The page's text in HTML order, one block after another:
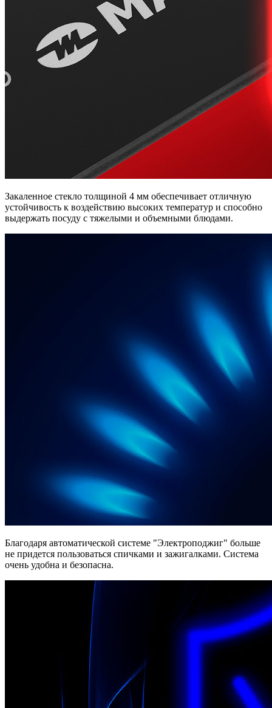
Закаленное стекло толщиной 4 мм обеспечивает отличную
устойчивость к воздействию высоких температур и способно
выдержать посуду с тяжелыми и объемными блюдами.
Благодаря автоматической системе "Электроподжиг" больше
не придется пользоваться спичками и зажигалками. Система
очень удобна и безопасна.